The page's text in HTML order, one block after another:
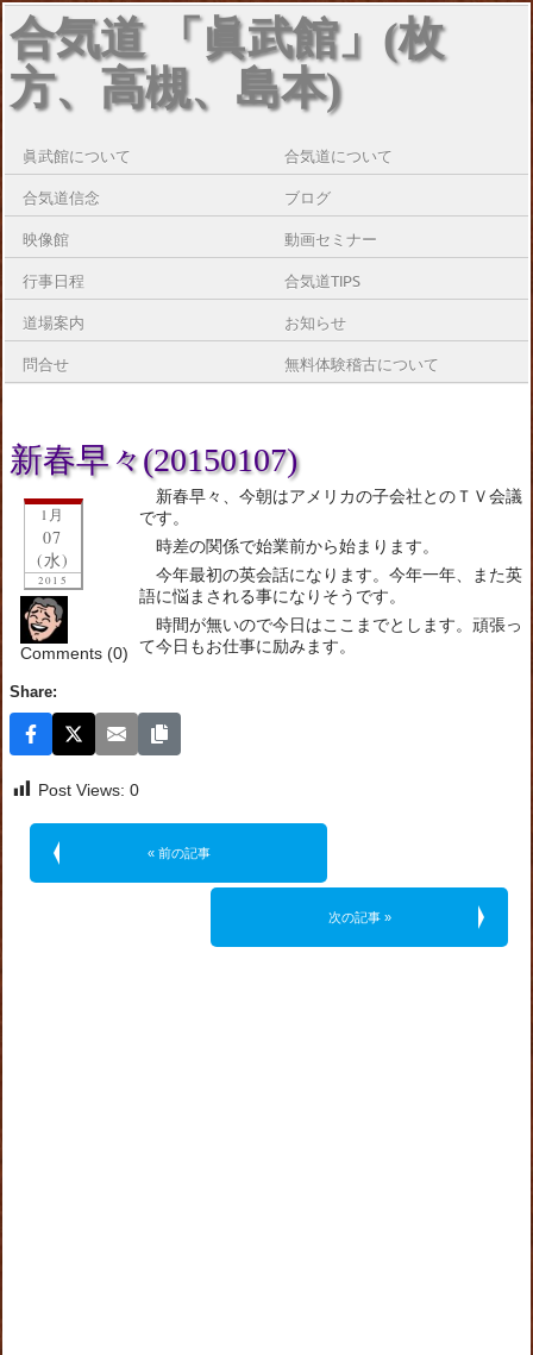
合気道 「眞武館」(枚
方、高槻、島本)
眞武館について 合気道について
合気道信念 ブログ
映像館 動画セミナー
行事日程 合気道TIPS
道場案内 お知らせ
問合せ 無料体験稽古について
新春早々(20150107)
1月
07
(水)
2015
Comments (0)
新春早々、今朝はアメリカの子会社とのＴＶ会議
です。
時差の関係で始業前から始まります。
今年最初の英会話になります。今年一年、また英
語に悩まされる事になりそうです。
時間が無いので今日はここまでとします。頑張っ
て今日もお仕事に励みます。
Share:
Post Views: 0
« 前の記事
次の記事 »